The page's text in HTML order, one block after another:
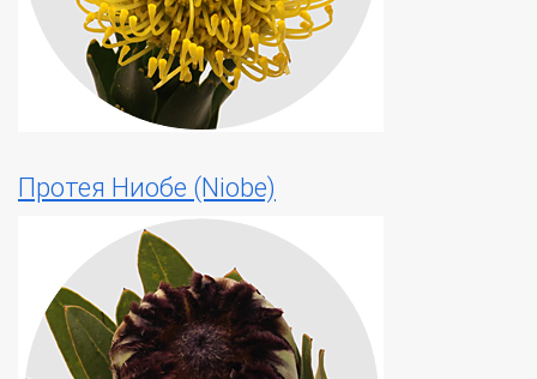
Протея Ниобе (Niobe)